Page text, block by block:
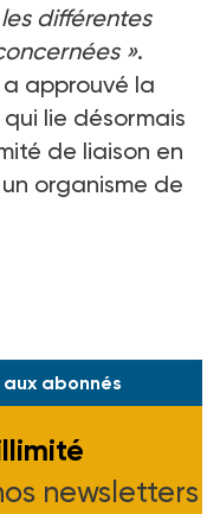
différentes
».
a approuvé la
lie désormais
de liaison en
organisme de
abonnés
newsletters